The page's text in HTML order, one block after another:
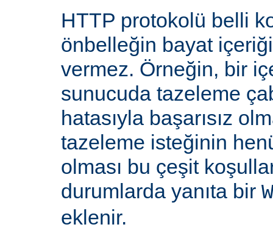
HTTP protokolü belli
önbelleğin bayat
vermez. Örneğin, bir
sunucuda tazeleme
hatasıyla başarısız
tazeleme isteğinin
olması bu çeşit
durumlarda yanıta bir
eklenir.